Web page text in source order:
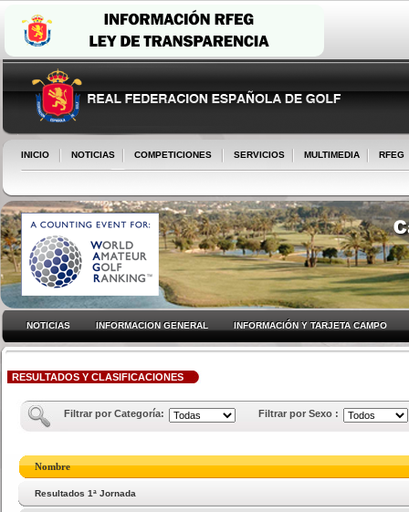
INICIO NOTICIAS COMPETICIONES SERVICIOS MULTIMEDIA RFEG
NOTICIAS INFORMACION GENERAL INFORMACIÓN Y TARJETA CAMPO
RESULTADOS Y CLASIFICACIONES
Filtrar por Categoría: Filtrar por Sexo :
Nombre
Resultados 1ª Jornada